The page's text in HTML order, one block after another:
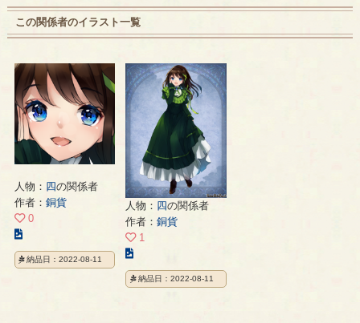
この関係者のイラスト一覧
人物： 四の関係者
作者： 銅貨
0
の
イ
納品日：2022-08-11
人物： 四の関係者
作者：銅貨
1
の
イ
納品日：2022-08-11